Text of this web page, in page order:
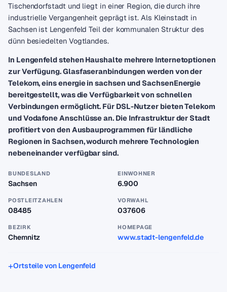
Tischendorfstadt und liegt in einer Region, die durch ihre
industrielle Vergangenheit geprägt ist. Als Kleinstadt in
Sachsen ist Lengenfeld Teil der kommunalen Struktur des
dünn besiedelten Vogtlandes.
In Lengenfeld stehen Haushalte mehrere Internetoptionen
zur Verfügung. Glasfaseranbindungen werden von der
Telekom, eins energie in sachsen und SachsenEnergie
bereitgestellt, was die Verfügbarkeit von schnellen
Verbindungen ermöglicht. Für DSL-Nutzer bieten Telekom
und Vodafone Anschlüsse an. Die Infrastruktur der Stadt
profitiert von den Ausbauprogrammen für ländliche
Regionen in Sachsen, wodurch mehrere Technologien
nebeneinander verfügbar sind.
BUNDESLAND
Sachsen
EINWOHNER
6.900
POSTLEITZAHLEN
08485
VORWAHL
037606
BEZIRK
Chemnitz
HOMEPAGE
www.stadt-lengenfeld.de
Ortsteile von Lengenfeld